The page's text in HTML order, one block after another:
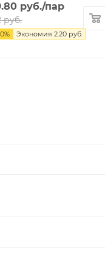
руб./пар
руб.
% Экономия 2.20 руб.